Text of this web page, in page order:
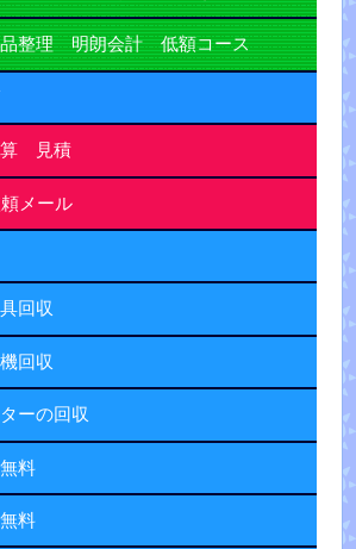
品整理 明朗会計 低額コース
見積
メール
回収
回収
ターの回収
料
料